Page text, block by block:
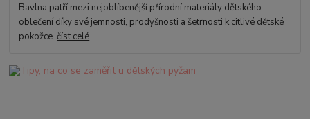
Bavlna patří mezi nejoblíbenější přírodní materiály dětského
oblečení díky své jemnosti, prodyšnosti a šetrnosti k citlivé dětské
pokožce.číst celé